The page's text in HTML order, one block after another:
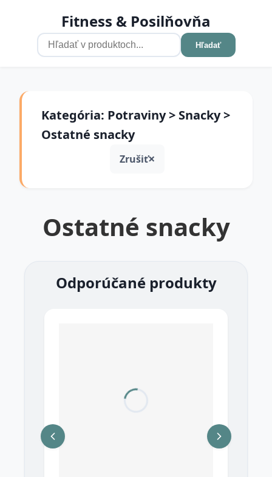
Fitness & Posilňovňa
Hľadať
Kategória: Potraviny > Snacky >
Ostatné snacky
Zrušiť
Ostatné snacky
Odporúčané produkty